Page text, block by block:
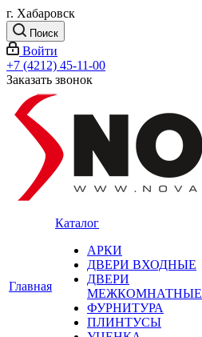
г. Хабаровск
Поиск
Войти
+7 (4212) 45-11-00
Заказать звонок
Главная
Каталог
АРКИ
ДВЕРИ ВХОДНЫЕ
ДВЕРИ
МЕЖКОМНАТНЫЕ
ФУРНИТУРА
ПЛИНТУСЫ